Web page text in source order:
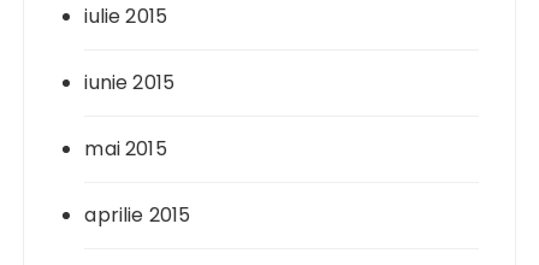
iulie 2015
iunie 2015
mai 2015
aprilie 2015